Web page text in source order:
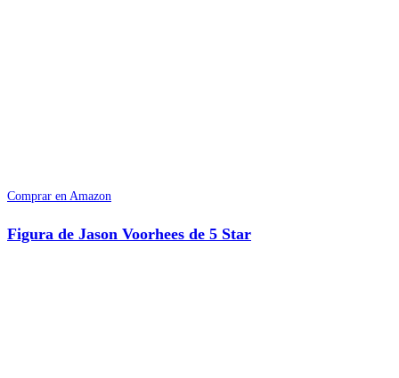
Comprar en Amazon
Figura de Jason Voorhees de 5 Star